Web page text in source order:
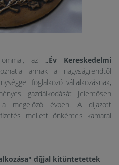
az „Év Kereskedelmi
annak a nagyságrendtől
foglalkozó vállalkozásnak,
gazdálkodását jelentősen
megelőző évben. A díjazott
mellett önkéntes kamarai
díjjal kitüntetettek